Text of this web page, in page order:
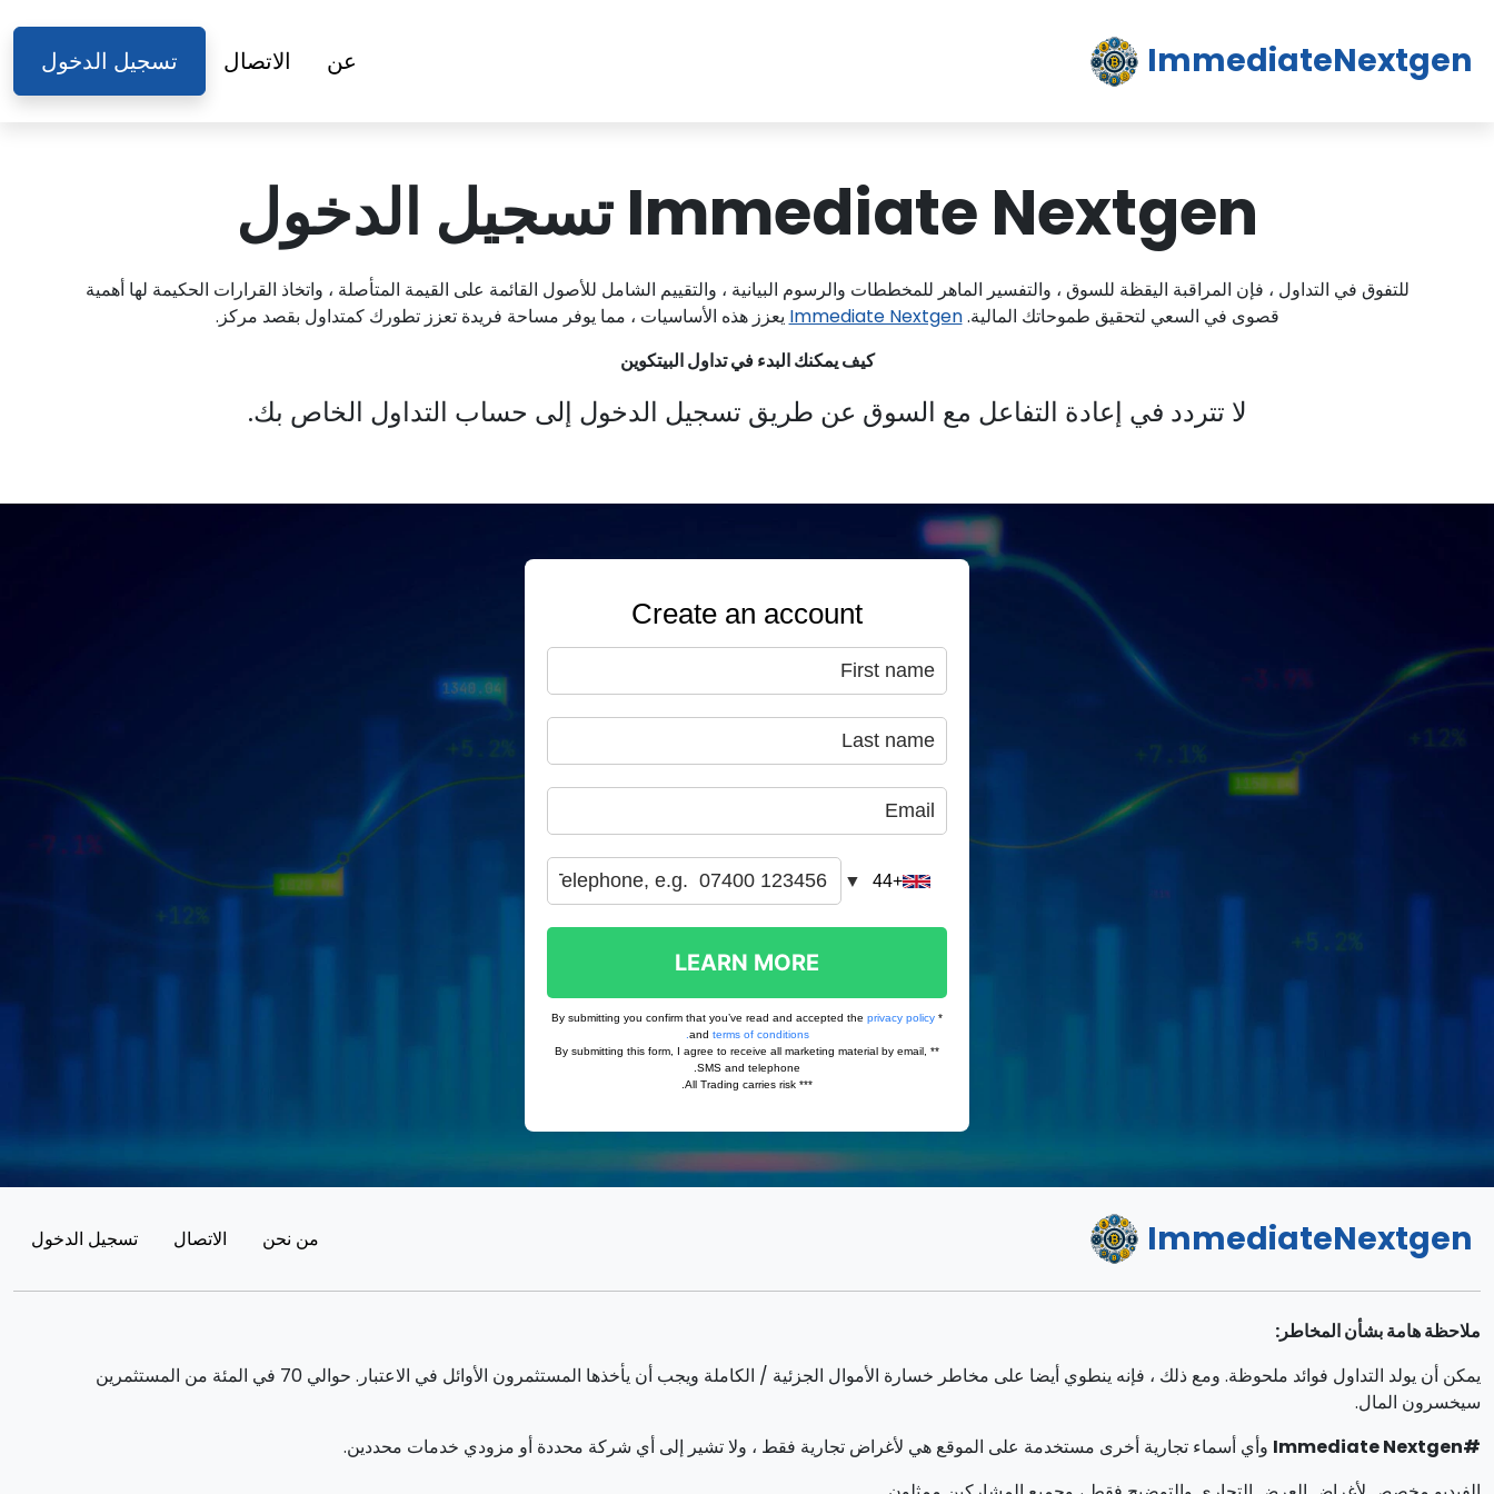
ImmediateNextgen عن الاتصال تسجيل الدخول
Immediate Nextgen تسجيل الدخول
للتفوق في التداول ، فإن المراقبة اليقظة للسوق ، والتفسير الماهر للمخططات والرسوم البيانية ، والتقييم الشامل للأصول القائمة على القيمة المتأصلة ، واتخاذ القرارات الحكيمة لها أهمية
قصوى في السعي لتحقيق طموحاتك المالية.Immediate Nextgen يعزز هذه الأساسيات ، مما يوفر مساحة فريدة تعزز تطورك كمتداول بقصد مركز.
كيف يمكنك البدء في تداول البيتكوين
لا تتردد في إعادة التفاعل مع السوق عن طريق تسجيل الدخول إلى حساب التداول الخاص بك.
ImmediateNextgen من نحن الاتصال تسجيل الدخول
ملاحظة هامة بشأن المخاطر:
يمكن أن يولد التداول فوائد ملحوظة. ومع ذلك ، فإنه ينطوي أيضا على مخاطر خسارة الأموال الجزئية / الكاملة ويجب أن يأخذها المستثمرون الأوائل في الاعتبار. حوالي 70 في المئة من المستثمرين
سيخسرون المال.
#Immediate Nextgen
وأي أسماء تجارية أخرى مستخدمة على الموقع هي لأغراض تجارية فقط ، ولا تشير إلى أي شركة محددة أو مزودي خدمات محددين.